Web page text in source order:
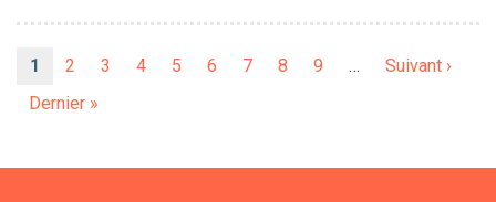
Page
1 Page
2 Page
3 Page
4 Page
5 Page
6 Page
7 Page
8 Page
9 …
Page
Suivant ›
Dernière
Dernier »